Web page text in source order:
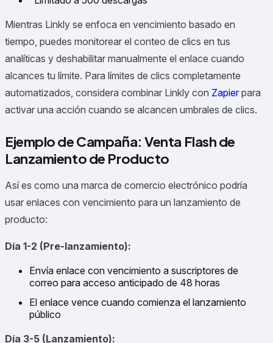
Mientras Linkly se enfoca en vencimiento basado en
tiempo, puedes monitorear el conteo de clics en tus
analíticas y deshabilitar manualmente el enlace cuando
alcances tu límite. Para límites de clics completamente
automatizados, considera combinar Linkly con Zapier para
activar una acción cuando se alcancen umbrales de clics.
Ejemplo de Campaña: Venta Flash de
Lanzamiento de Producto
Así es como una marca de comercio electrónico podría
usar enlaces con vencimiento para un lanzamiento de
producto:
Día 1-2 (Pre-lanzamiento):
Envía enlace con vencimiento a suscriptores de
correo para acceso anticipado de 48 horas
El enlace vence cuando comienza el lanzamiento
público
Día 3-5 (Lanzamiento):